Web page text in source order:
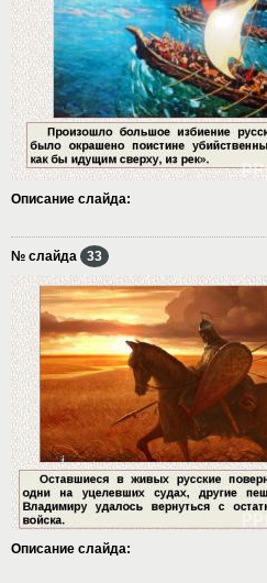
Описание слайда:
№ слайда 33
Описание слайда: